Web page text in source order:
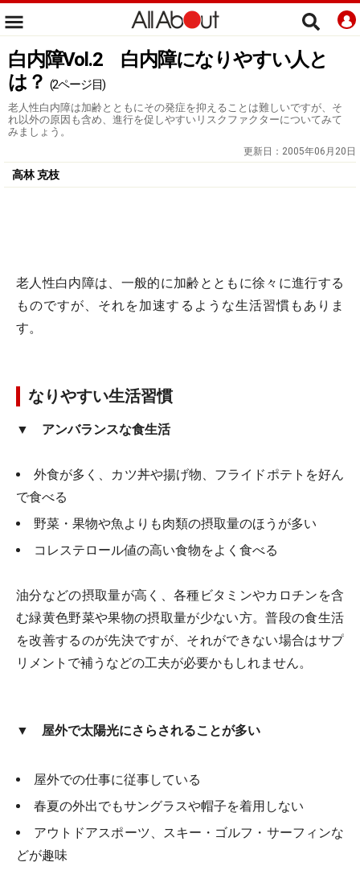
白内障Vol.2 白内障になりやすい人と
は？ (2ページ目)
老人性白内障は加齢とともにその発症を抑えることは難しいですが、そ
れ以外の原因も含め、進行を促しやすいリスクファクターについてみて
みましょう。
更新日： 2005年06月20日
高林 克枝
老人性白内障は、一般的に加齢とともに徐々に進行する
ものですが、それを加速するような生活習慣もありま
す。
なりやすい生活習慣
▼ アンバランスな食生活
外食が多く、カツ丼や揚げ物、フライドポテトを好ん
で食べる
野菜・果物や魚よりも肉類の摂取量のほうが多い
コレステロール値の高い食物をよく食べる
油分などの摂取量が高く、各種ビタミンやカロチンを含
む緑黄色野菜や果物の摂取量が少ない方。普段の食生活
を改善するのが先決ですが、それができない場合はサプ
リメントで補うなどの工夫が必要かもしれません。
▼ 屋外で太陽光にさらされることが多い
屋外での仕事に従事している
春夏の外出でもサングラスや帽子を着用しない
アウトドアスポーツ、スキー・ゴルフ・サーフィンな
どが趣味